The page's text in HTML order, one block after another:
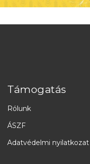
Támogatás
Rólunk
ÁSZF
Adatvédelmi nyilatkozat